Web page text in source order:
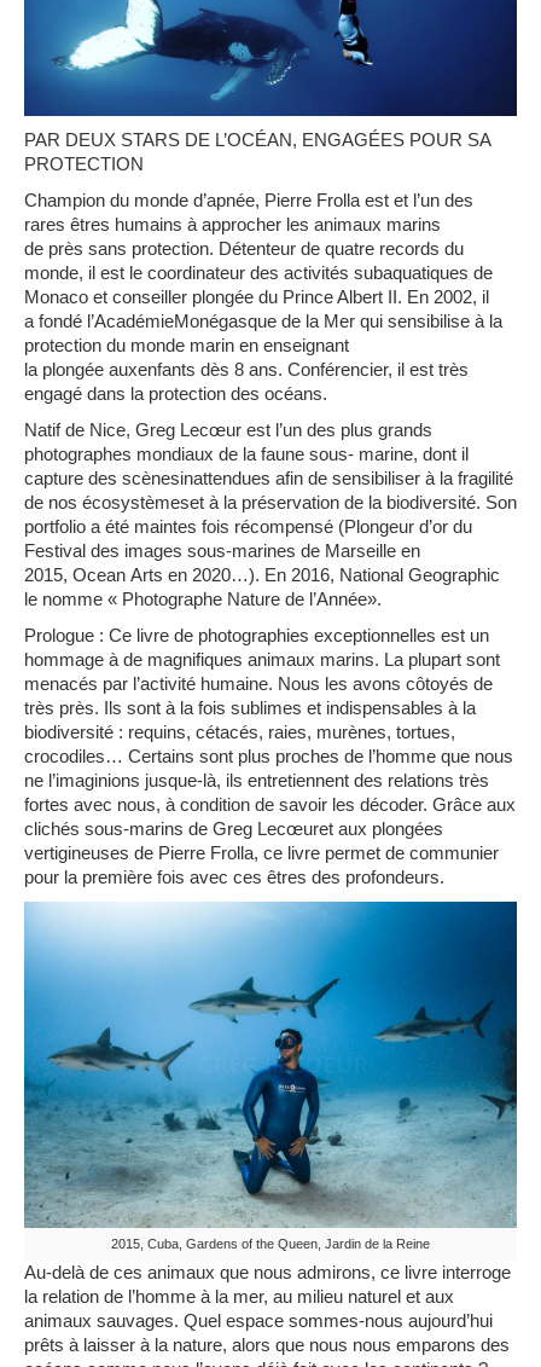
PAR DEUX STARS DE L’OCÉAN, ENGAGÉES POUR SA
PROTECTION
Champion du monde d’apnée, Pierre Frolla est et l’un des
rares êtres humains à approcher les animaux marins
de près sans protection. Détenteur de quatre records du
monde, il est le coordinateur des activités subaquatiques de
Monaco et conseiller plongée du Prince Albert II. En 2002, il
a fonde ́ l’AcadémieMonégasque de la Mer qui sensibilise à la
protection du monde marin en enseignant
la plongée auxenfants dès 8 ans. Conférencier, il est très
engage ́ dans la protection des océans.
Natif de Nice, Greg Lecœur est l’un des plus grands
photographes mondiaux de la faune sous- marine, dont il
capture des scènesinattendues afin de sensibiliser à la fragilite
de nos écosystèmeset à la préservation de la biodiversité. Son
portfolio a éte ́ maintes fois récompense ́ (Plongeur d’or du
Festival des images sous-marines de Marseille en
2015, Ocean Arts en 2020…). En 2016, National Geographic
le nomme « Photographe Nature de l’Année».
Prologue : Ce livre de photographies exceptionnelles est un
hommage à de magnifiques animaux marins. La plupart sont
menacés par l’activité humaine. Nous les avons côtoyés de
très près. Ils sont à la fois sublimes et indispensables à la
biodiversité : requins, cétacés, raies, murènes, tortues,
crocodiles… Certains sont plus proches de l’homme que nous
ne l’imaginions jusque-là, ils entretiennent des relations très
fortes avec nous, à condition de savoir les décoder. Grâce aux
clichés sous-marins de Greg Lecœuret aux plongées
vertigineuses de Pierre Frolla, ce livre permet de communier
pour la première fois avec ces êtres des profondeurs.
2015, Cuba, Gardens of the Queen, Jardin de la Reine
Au-delà de ces animaux que nous admirons, ce livre interroge
la relation de l’homme à la mer, au milieu naturel et aux
animaux sauvages. Quel espace sommes-nous aujourd’hui
prêts à laisser à la nature, alors que nous nous emparons des